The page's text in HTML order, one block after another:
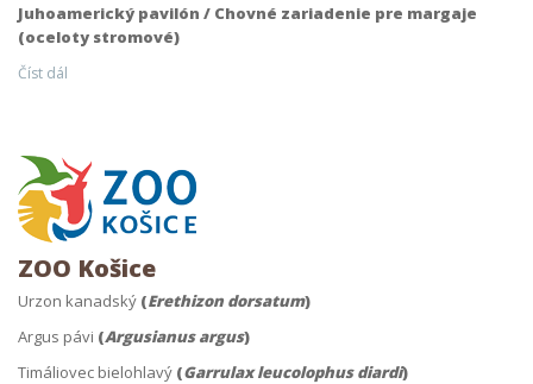
Juhoamerický pavilón / Chovné zariadenie pre margaje
(oceloty stromové)
Číst dál
ZOO Košice
Urzon kanadský (Erethizon dorsatum)
Argus pávi (Argusianus argus)
Timáliovec bielohlavý (Garrulax leucolophus diardi)